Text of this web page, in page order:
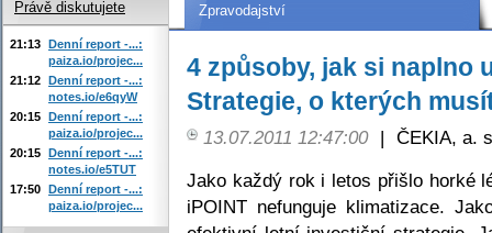
Zpravodajství
4 způsoby, jak si naplno
Strategie, o kterých
13.07.2011 12:47:00 | ČEKIA, a.
Jako každý rok i letos přišlo horké
iPOINT nefunguje klimatizace.
Právě diskutujete
21:13 Denní report -...:
paiza.io/projec...
21:12 Denní report -...:
notes.io/e6qyW
20:15 Denní report -...:
paiza.io/projec...
20:15 Denní report -...:
notes.io/e5TUT
17:50 Denní report -...:
paiza.io/projec...